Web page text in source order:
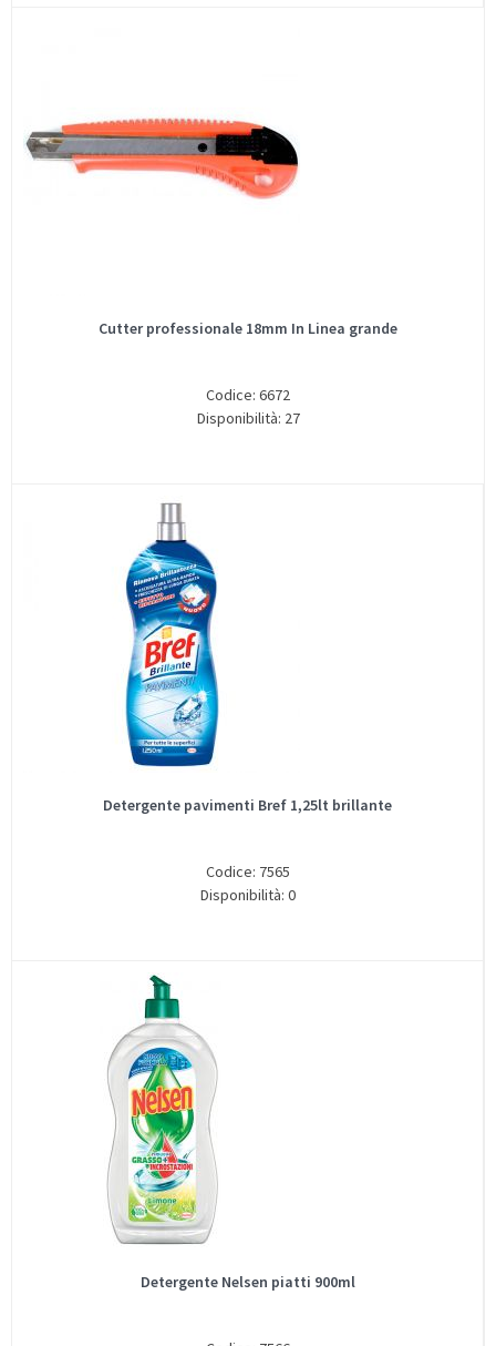
Cutter professionale 18mm In Linea grande
Codice: 6672
Disponibilità: 27
Detergente pavimenti Bref 1,25lt brillante
Codice: 7565
Disponibilità: 0
Detergente Nelsen piatti 900ml